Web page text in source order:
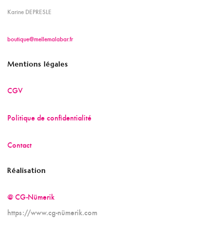
Karine DEPRESLE
boutique@mellemalabar.fr
Mentions légales
CGV
Politique de confidentialité
Contact
Réalisation
@ CG-Nümerik
https://www.cg-nümerik.com